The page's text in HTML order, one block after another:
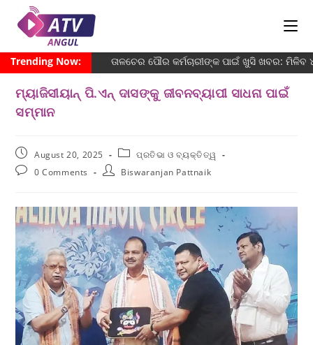
Trending Now: ତାଳଚେର ପୌର କର୍ମଚାରୀଙ୍କ ପାଇଁ ଖୁସି ଖବର: ମିଳିବ
ମ୍ୟାଜିସୀୟାନ୍ ପି.ଏନ୍ ଦାସଙ୍କୁ ଜୀବନବ୍ୟାପୀ ସାଧନା ପାଇଁ
ସମ୍ମାନ
August 20, 2025
ପ୍ରତିଭା ଓ ବ୍ୟକ୍ତିତ୍ୱ
0 Comments
Biswaranjan Pattnaik